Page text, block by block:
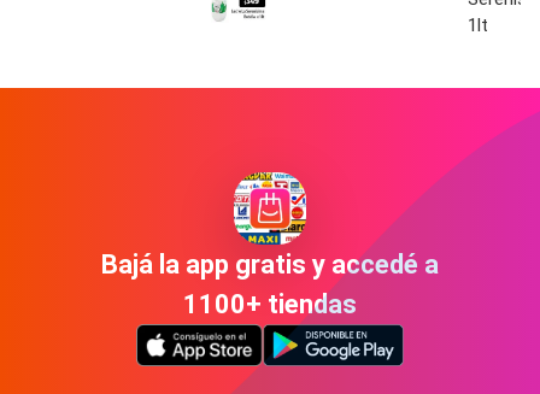
1lt
Bajá la app gratis y accedé a
1100+ tiendas